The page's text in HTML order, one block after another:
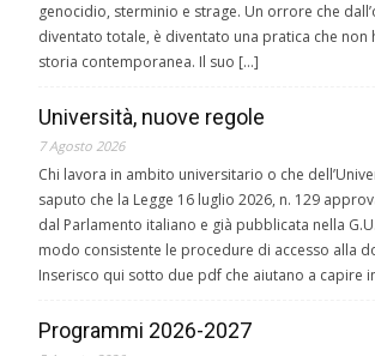
genocidio, sterminio e strage. Un orrore che
diventato totale, è diventato una pratica che non
storia contemporanea. Il suo […]
Università, nuove regole
7 Agosto 2026
Chi lavora in ambito universitario o che
saputo che la Legge 16 luglio 2026, n. 129
dal Parlamento italiano e già pubblicata nella
modo consistente le procedure di accesso alla
Inserisco qui sotto due pdf che aiutano a capire
Programmi 2026-2027